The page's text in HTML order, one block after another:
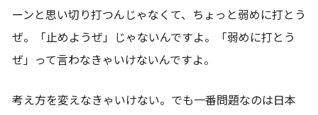
ーンと思い切り打つんじゃなくて、ちょっと弱めに打とう
ぜ。「止めようぜ」じゃないんですよ。「弱めに打とう
ぜ」って言わなきゃいけないんですよ。
考え方を変えなきゃいけない。でも一番問題なのは日本